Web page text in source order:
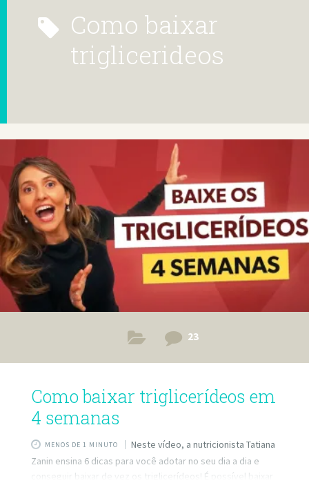
como baixar
triglicerideos
23
Como baixar triglicerídeos em
4 semanas
MENOS DE 1 MINUTO
Neste vídeo, a nutricionista Tatiana
Zanin ensina 6 dicas para você adotar no seu dia a dia e
conseguir baixar de vez os triglicerídeos! É possível baixar